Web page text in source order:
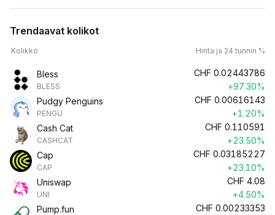
Trendaavat kolikot
Kolikko Hinta ja 24 tunnin %
Bless
BLESS
CHF 0.02443786
+97.30%
Pudgy Penguins
PENGU
CHF 0.00616143
+1.20%
Cash Cat
CASHCAT
CHF 0.110591
+23.50%
Cap
CAP
CHF 0.03185227
+23.10%
Uniswap
UNI
CHF 4.08
+4.50%
Pump.fun
CHF 0.00233353